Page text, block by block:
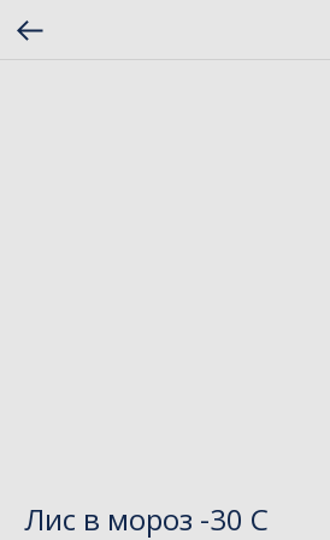
Лис в мороз -30 С